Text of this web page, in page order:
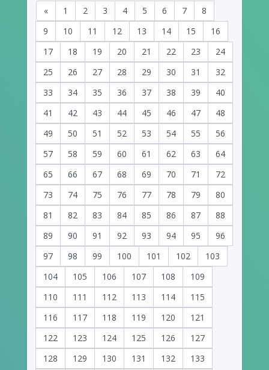
« 1 2 3 4 5 6 7
8
9
10 11 12 13 14 15
16
17
18 19 20 21 22 23
24
25
26 27 28 29 30 31
32
33
34 35 36 37 38 39
40
41
42 43 44 45 46 47
48
49
50 51 52 53 54 55
56
57
58 59 60 61 62 63
64
65
66 67 68 69 70 71
72
73
74 75 76 77 78 79
80
81
82 83 84 85 86 87
88
89
90 91 92 93 94 95
96
97
98 99 100 101 102
103
104
105 106 107 108
109
110
111 112 113 114
115
116
117 118 119 120
121
122
123 124 125 126
127
128
129 130 131 132
133